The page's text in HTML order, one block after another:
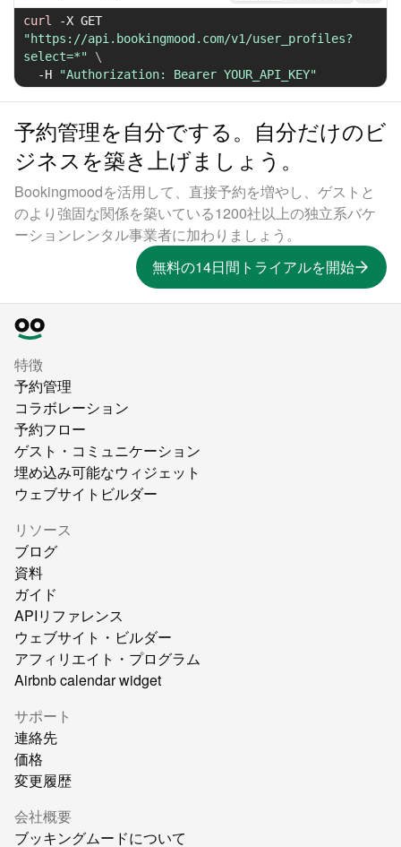
curl -X
"https://api.bookingmood.com/v1/user_profiles?
select=*"
\
-H
"Authorization: Bearer YOUR_API_KEY"
予約管理を自分でする。自分だけのビ
ジネスを築き上げましょう。
Bookingmoodを活用して、直接予約を増やし、ゲストと
のより強固な関係を築いている1200社以上の独立系バケ
ーションレンタル事業者に加わりましょう。
無料の14日間トライアルを開始
特徴
予約管理
コラボレーション
予約フロー
ゲスト・コミュニケーション
埋め込み可能なウィジェット
ウェブサイトビルダー
リソース
ブログ
資料
ガイド
APIリファレンス
ウェブサイト・ビルダー
アフィリエイト・プログラム
Airbnb calendar widget
サポート
連絡先
価格
変更履歴
会社概要
ブッキングムードについて